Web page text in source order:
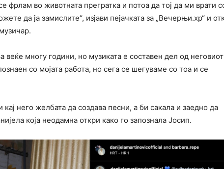
фрлам во животната прегратка и потоа да тој да ми врати
да ја замислите“, изјави пејачката за „Вечерњи.хр“ и
многу години, но музиката е составен дел од неговиот
со мојата работа, но сега се шегуваме со тоа и се
кај него желбата да создава песни, а би сакала и заедно да
која неодамна откри како го запознала Јосип.